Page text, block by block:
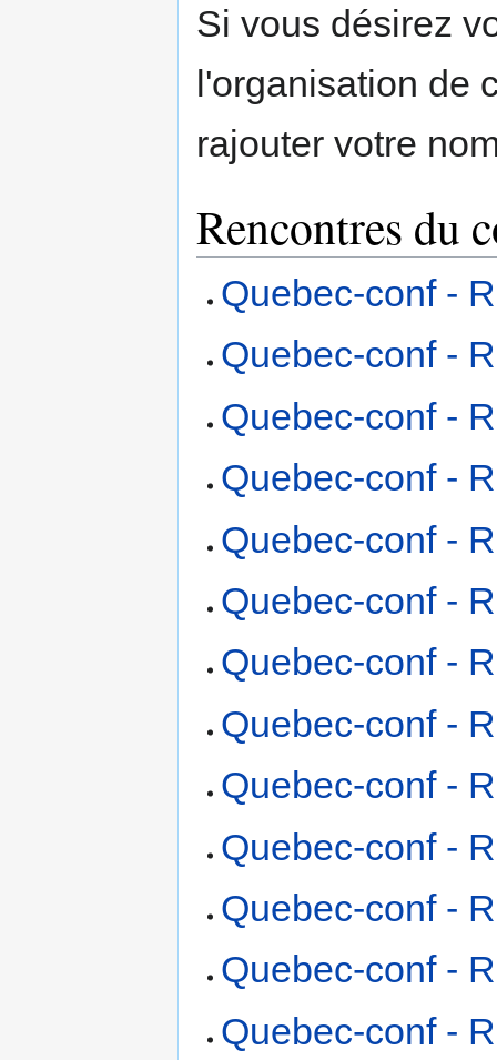
Si vous désirez
l'organisation de
rajouter votre
Rencontres du
Quebec-conf -
Quebec-conf -
Quebec-conf -
Quebec-conf -
Quebec-conf -
Quebec-conf -
Quebec-conf -
Quebec-conf -
Quebec-conf -
Quebec-conf -
Quebec-conf -
Quebec-conf -
Quebec-conf -